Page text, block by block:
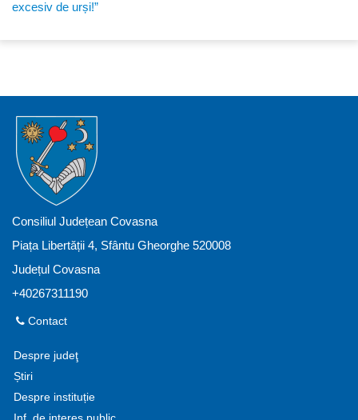
excesiv de urși!”
Consiliul Județean Covasna
Piața Libertății 4, Sfântu Gheorghe 520008
Județul Covasna
+40267311190
Contact
Despre judeţ
Știri
Despre instituție